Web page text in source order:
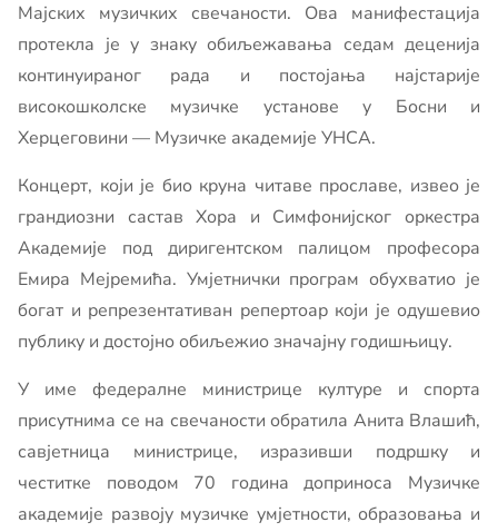
Мајских музичких свечаности. Ова манифестација
протекла је у знаку обиљежавања седам деценија
континуираног рада и постојања најстарије
високошколске музичке установе у Босни и
Херцеговини — Музичке академије УНСА.
Концерт, који је био круна читаве прославе, извео је
грандиозни састав Хора и Симфонијског оркестра
Академије под диригентском палицом професора
Емира Мејремића. Умјетнички програм обухватио је
богат и репрезентативан репертоар који је одушевио
публику и достојно обиљежио значајну годишњицу.
У име федералне министрице културе и спорта
присутнима се на свечаности обратила Анита Влашић,
савјетница министрице, изразивши подршку и
честитке поводом 70 година доприноса Музичке
академије развоју музичке умјетности, образовања и